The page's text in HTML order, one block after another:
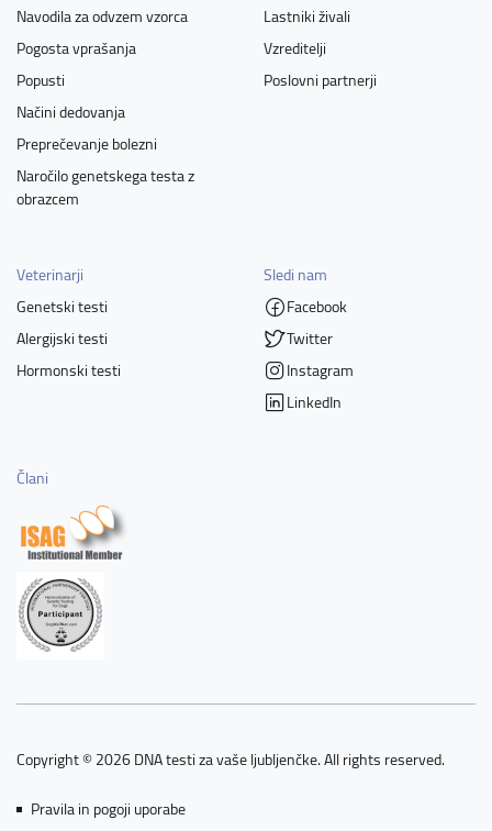
Navodila za odvzem vzorca
Pogosta vprašanja
Popusti
Načini dedovanja
Preprečevanje bolezni
Naročilo genetskega testa z
obrazcem
Lastniki živali
Vzreditelji
Poslovni partnerji
Veterinarji
Genetski testi
Alergijski testi
Hormonski testi
Sledi nam
Facebook
Twitter
Instagram
LinkedIn
Člani
Copyright © 2026 DNA testi za vaše ljubljenčke. All rights reserved.
Pravila in pogoji uporabe